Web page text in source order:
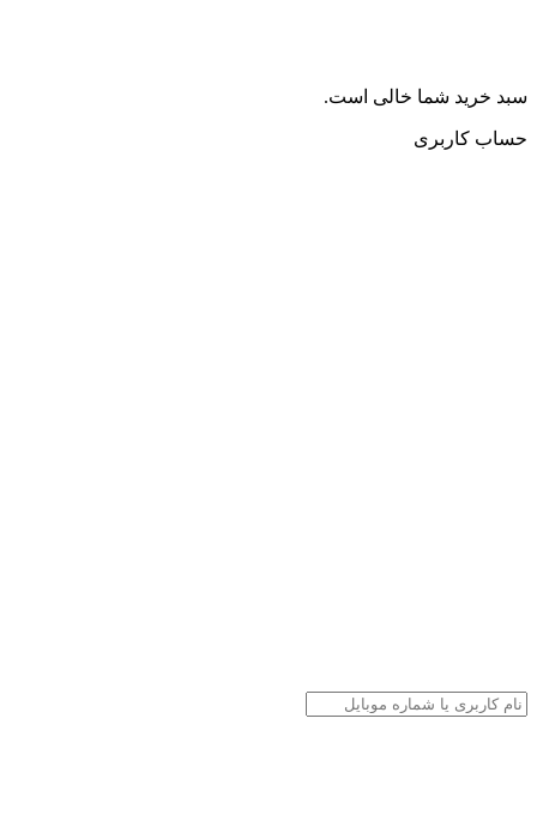
سبد خرید شما خالی است.
حساب کاربری